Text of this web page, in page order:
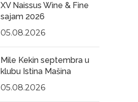
XV Naissus Wine & Fine
sajam 2026
05.08.2026
Mile Kekin septembra u
klubu Istina Mašina
05.08.2026